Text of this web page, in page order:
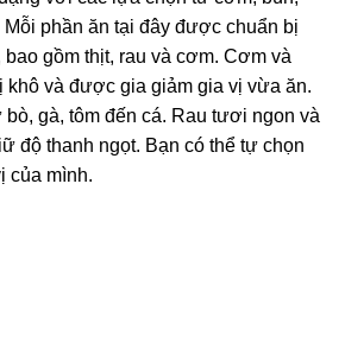
phần ăn tại đây được chuẩn bị
gồm thịt, rau và cơm. Cơm và
khô và được gia giảm gia vị vừa ăn.
gà, tôm đến cá. Rau tươi ngon và
độ thanh ngọt. Bạn có thể tự chọn
của mình.